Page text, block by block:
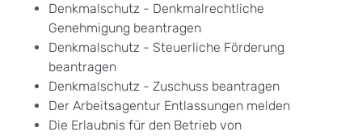
Denkmalschutz - Denkmalrechtliche
Genehmigung beantragen
Denkmalschutz - Steuerliche Förderung
beantragen
Denkmalschutz - Zuschuss beantragen
Der Arbeitsagentur Entlassungen melden
Die Erlaubnis für den Betrieb von